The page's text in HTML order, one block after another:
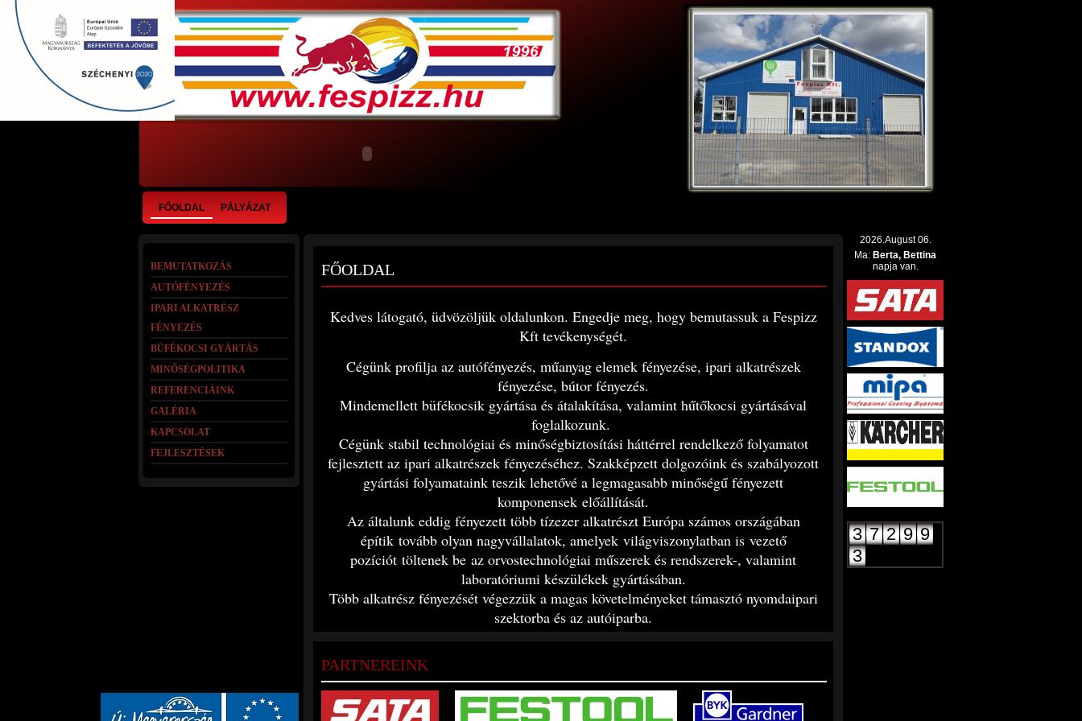
FŐOLDAL PÁLYÁZAT
BEMUTATKOZÁS
AUTÓFÉNYEZÉS
IPARI ALKATRÉSZ
FÉNYEZÉS
BÜFÉKOCSI GYÁRTÁS
MINŐSÉGPOLITIKA
REFERENCIÁINK
GALÉRIA
KAPCSOLAT
FEJLESZTÉSEK
FŐOLDAL
Kedves látogató, üdvözöljük oldalunkon. Engedje meg, hogy bemutassuk a Fespizz
Kft tevékenységét.
Cégünk profilja az autófényezés, műanyag elemek fényezése, ipari alkatrészek
fényezése, bútor fényezés.
Mindemellett büfékocsik gyártása és átalakítása, valamint hűtőkocsi gyártásával
foglalkozunk.
Cégünk stabil technológiai és minőségbiztosítási háttérrel rendelkező folyamatot
fejlesztett az ipari alkatrészek fényezéséhez. Szakképzett dolgozóink és szabályozott
gyártási folyamataink teszik lehetővé a legmagasabb minőségű fényezett
komponensek előállítását.
Az általunk eddig fényezett több tízezer alkatrészt Európa számos országában
építik tovább olyan nagyvállalatok, amelyek világviszonylatban is vezető
pozíciót töltenek be az orvostechnológiai műszerek és rendszerek-, valamint
laboratóriumi készülékek gyártásában.
Több alkatrész fényezését végezzük a magas követelményeket támasztó nyomdaipari
szektorba és az autóiparba.
PARTNEREINK
2026.August 06.
Ma: Berta, Bettina
napja van.
3 7 2 9 9
3